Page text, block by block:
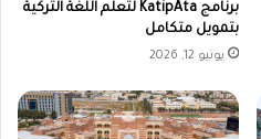
برنامج KatipAta لتعلم اللغة التركية
بتمويل متكامل
يونيو 12, 2026